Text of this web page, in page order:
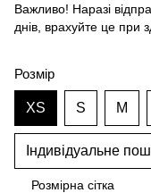
Важливо! Наразі
днів, врахуйте це при
Розмір
XS S M
Індивідуальне
Розмірна сітка